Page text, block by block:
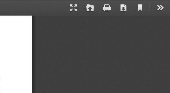
Presentation
Open Print Download
Current